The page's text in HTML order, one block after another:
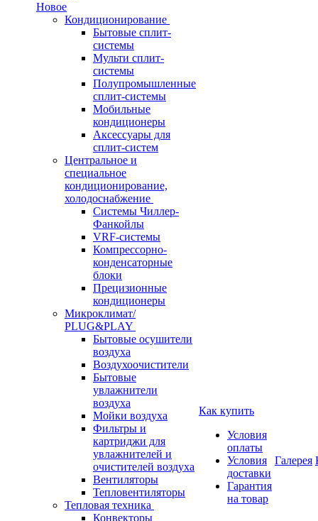
Новое
Кондиционирование
Бытовые сплит-
системы
Мульти сплит-
системы
Полупромышленные
сплит-системы
Мобильные
кондиционеры
Аксессуары для
сплит-систем
Центральное и
специальное
кондиционирование,
холодоснабжение
Системы Чиллер-
Фанкойлы
VRF-системы
Компрессорно-
конденсаторные
блоки
Прецизионные
кондиционеры
Микроклимат/
PLUG&PLAY
Бытовые осушители
воздуха
Воздухоочистители
Бытовые
увлажнители
воздуха
Мойки воздуха
Фильтры и
картриджи для
увлажнителей и
очистителей воздуха
Вентиляторы
Тепловентиляторы
Тепловая техника
Конвекторы
Как купить
Условия
оплаты
Условия
доставки
Гарантия
на товар
Галерея